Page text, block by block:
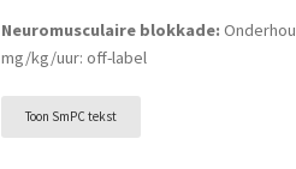
Neuromusculaire blokkade:
mg/kg/uur: off-label
Toon SmPC tekst